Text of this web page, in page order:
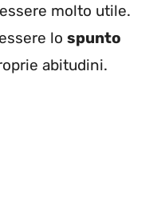
molto utile.
lo spunto
abitudini.